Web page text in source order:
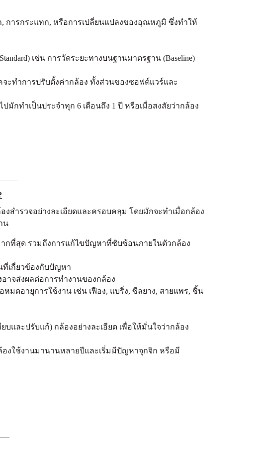
, การกระแทก, หรือการเปลี่ยนแปลงของอุณหภูมิ ซึ่งทำให้
เช่น การวัดระยะทางบนฐานมาตรฐาน (Baseline)
ะทำการปรับตั้งค่ากล้อง ทั้งส่วนของซอฟต์แวร์และ
มักทำเป็นประจำทุก 6 เดือนถึง 1 ปี หรือเมื่อสงสัยว่ากล้อง
ำรวจอย่างละเอียดและครอบคลุม โดยมักจะทำเมื่อกล้อง
น
กที่สุด รวมถึงการแก้ไขปัญหาที่ซับซ้อนภายในตัวกล้อง
เกี่ยวข้องกับปัญหา
าจส่งผลต่อการทำงานของกล้อง
มดอายุการใช้งาน เช่น เฟือง, แบริ่ง, ซีลยาง, สายแพร, ชิ้น
บและปรับแก้) กล้องอย่างละเอียด เพื่อให้มั่นใจว่ากล้อง
ล้องใช้งานมานานหลายปีและเริ่มมีปัญหาจุกจิก หรือมี